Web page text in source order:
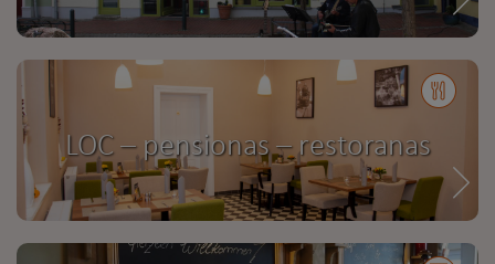
LOC – pensionas – restoranas